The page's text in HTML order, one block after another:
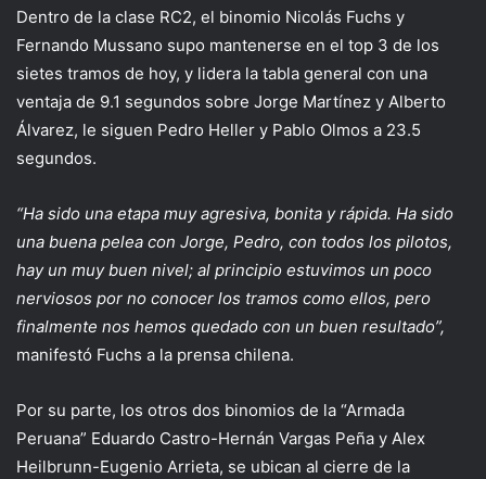
Dentro de la clase RC2, el binomio Nicolás Fuchs y
Fernando Mussano supo mantenerse en el top 3 de los
sietes tramos de hoy, y lidera la tabla general con una
ventaja de 9.1 segundos sobre Jorge Martínez y Alberto
Álvarez, le siguen Pedro Heller y Pablo Olmos a 23.5
segundos.
“Ha sido una etapa muy agresiva, bonita y rápida. Ha sido
una buena pelea con Jorge, Pedro, con todos los pilotos,
hay un muy buen nivel; al principio estuvimos un poco
nerviosos por no conocer los tramos como ellos, pero
finalmente nos hemos quedado con un buen resultado”,
manifestó Fuchs a la prensa chilena.
Por su parte, los otros dos binomios de la “Armada
Peruana” Eduardo Castro-Hernán Vargas Peña y Alex
Heilbrunn-Eugenio Arrieta, se ubican al cierre de la